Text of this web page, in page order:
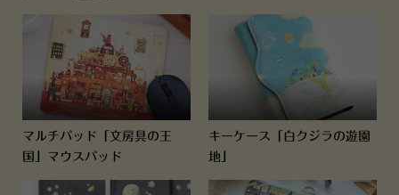
マルチパッド「文房具の王
国」マウスパッド
キーケース「白クジラの遊園
地」